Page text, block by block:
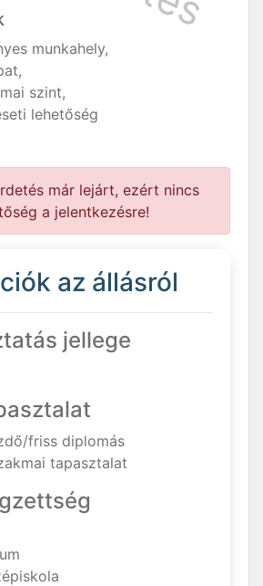
munkahely,
szint,
lehetőség
már lejárt, ezért nincs
a jelentkezésre!
az állásról
jellege
friss diplomás
tapasztalat